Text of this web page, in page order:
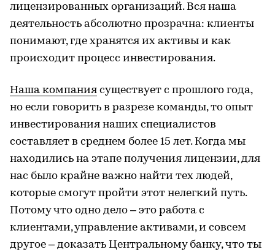
лицензированных организаций. Вся наша
деятельность абсолютно прозрачна: клиенты
понимают, где хранятся их активы и как
происходит процесс инвестирования.
Наша компания существует с прошлого года,
но если говорить в разрезе команды, то опыт
инвестирования наших специалистов
составляет в среднем более 15 лет. Когда мы
находились на этапе получения лицензии, для
нас было крайне важно найти тех людей,
которые смогут пройти этот нелегкий путь.
Потому что одно дело – это работа с
клиентами, управление активами, и совсем
другое – доказать Центральному банку, что ты